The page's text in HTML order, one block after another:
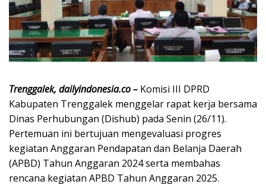
Trenggalek, dailyindonesia.co – Komisi III DPRD
Kabupaten Trenggalek menggelar rapat kerja bersama
Dinas Perhubungan (Dishub) pada Senin (26/11).
Pertemuan ini bertujuan mengevaluasi progres
kegiatan Anggaran Pendapatan dan Belanja Daerah
(APBD) Tahun Anggaran 2024 serta membahas
rencana kegiatan APBD Tahun Anggaran 2025.